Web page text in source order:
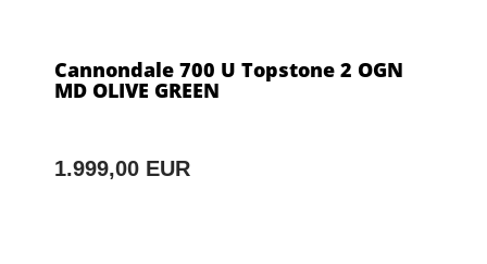
Cannondale 700 U Topstone 2 OGN
MD OLIVE GREEN
1.999,00 EUR